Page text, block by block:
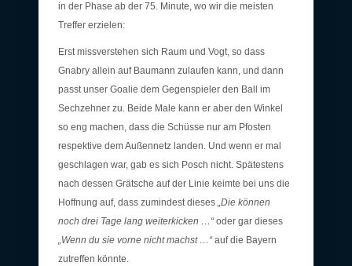
in der Phase ab der 75. Minute, wo wir die meisten
Treffer erzielen:
Erst missverstehen sich Raum und Vogt, so dass
Gnabry allein auf Baumann zulaufen kann, und dann
passt unser Goalie dem Gegenspieler den Ball im
Sechzehner zu. Beide Male kann er aber den Winkel
so eng machen, dass die Schüsse nur am Pfosten
respektive dem Außennetz landen. Und wenn er mal
geschlagen war, gab es sich Posch nicht. Spätestens
nach dessen Grätsche auf der Linie keimte bei uns die
Hoffnung auf, dass zumindest dieses „Die können
noch drei Tage lang weiterkicken …“oder gar dieses
„Wenn du sie vorne nicht machst …“auf die Bayern
zutreffen könnte.